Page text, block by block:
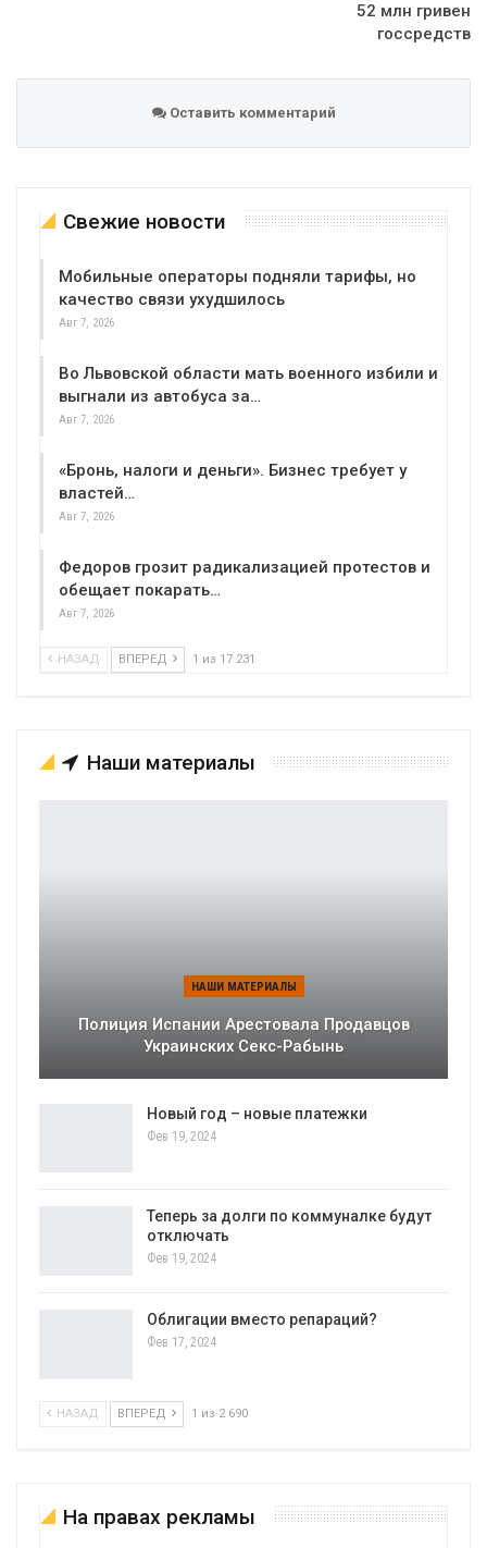
52 млн гривен
госсредств
Оставить комментарий
Свежие новости
Мобильные операторы подняли тарифы, но
качество связи ухудшилось
Авг 7, 2026
Во Львовской области мать военного избили и
выгнали из автобуса за…
Авг 7, 2026
«Бронь, налоги и деньги». Бизнес требует у
властей…
Авг 7, 2026
Федоров грозит радикализацией протестов и
обещает покарать…
Авг 7, 2026
НАЗАД ВПЕРЕД 1 из 17 231
Наши материалы
НАШИ МАТЕРИАЛЫ
Полиция Испании Арестовала Продавцов
Украинских Секс-Рабынь
Новый год – новые платежки
Фев 19, 2024
Теперь за долги по коммуналке будут
отключать
Фев 19, 2024
Облигации вместо репараций?
Фев 17, 2024
НАЗАД ВПЕРЕД 1 из 2 690
На правах рекламы